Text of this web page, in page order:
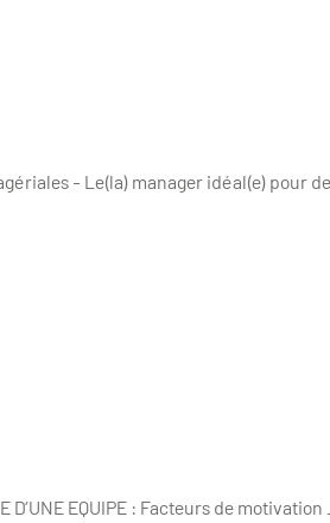
- Le(la) manager idéal(e) pour
D’UNE EQUIPE : Facteurs de